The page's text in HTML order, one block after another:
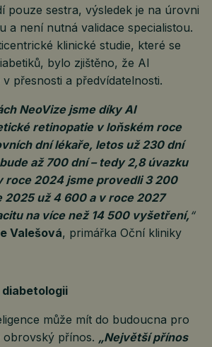
pouze sestra, výsledek je na úrovni
a není nutná validace specialistou.
klinické studie, které se
bylo zjištěno, že AI
přesnosti a předvídatelnosti.
NeoVize jsme díky AI
retinopatie v loňském roce
dní lékaře, letos už 230 dní
až 700 dní – tedy 2,8 úvazku
roce 2024 jsme provedli 3 200
už 4 600 a v roce 2027
na více než 14 500 vyšetření, “
Valešová, primářka Oční kliniky
může mít do budoucna pro
obrovský přínos. „Největší přínos